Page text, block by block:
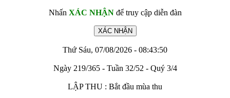
Nhấn XÁC NHẬNđể truy cập diễn đàn
Thứ Sáu, 07/08/2026 - 08:43:50
Ngày 219/365 - Tuần 32/52 - Quý 3/4
LẬP THU : Bắt đầu mùa thu